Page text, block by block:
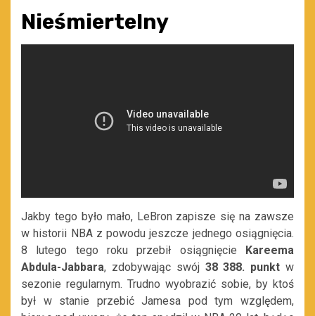
Nieśmiertelny
Jakby tego było mało, LeBron zapisze się na zawsze
w historii NBA z powodu jeszcze jednego osiągnięcia.
8 lutego tego roku przebił osiągnięcie
Kareema
Abdula-Jabbara, zdobywając swój 38 388. punkt w
sezonie regularnym. Trudno wyobrazić sobie, by ktoś
był w stanie przebić Jamesa pod tym względem,